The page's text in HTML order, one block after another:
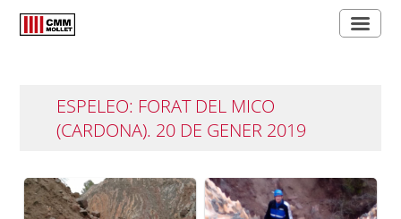
ESPELEO: FORAT DEL MICO
(CARDONA). 20 DE GENER 2019